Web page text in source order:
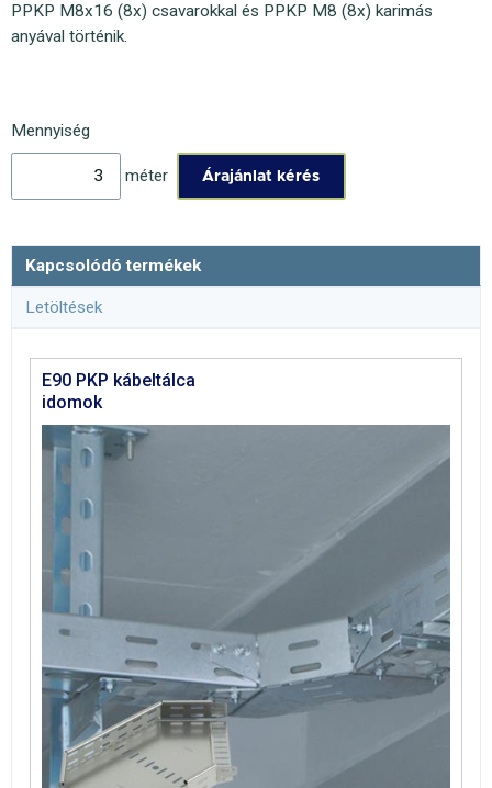
PPKP M8x16 (8x) csavarokkal és PPKP M8 (8x) karimás
anyával történik.
Mennyiség
méter
Kapcsolódó termékek
Letöltések
E90 PKP kábeltálca
idomok